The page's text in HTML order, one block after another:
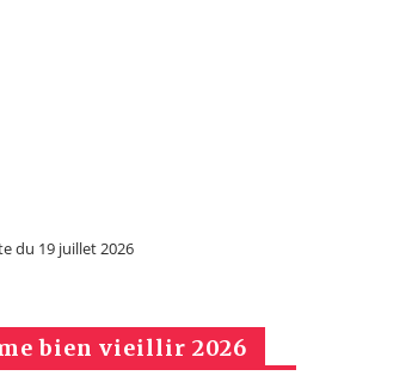
du 19 juillet 2026
bien vieillir 2026